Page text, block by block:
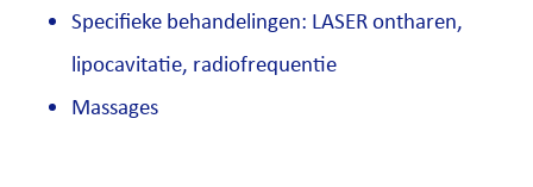
Specifieke behandelingen: LASER ontharen,
lipocavitatie, radiofrequentie
Massages